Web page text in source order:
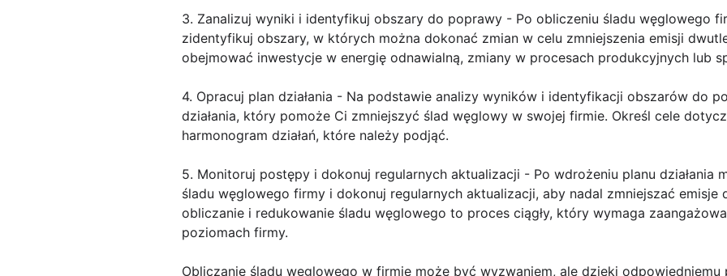
3. Zanalizuj wyniki i identyfikuj obszary do poprawy - Po obliczeniu śladu węglowego
zidentyfikuj obszary, w których można dokonać zmian w celu zmniejszenia emisji
obejmować inwestycje w energię odnawialną, zmiany w procesach produkcyjnych lub
4. Opracuj plan działania - Na podstawie analizy wyników i identyfikacji obszarów do
działania, który pomoże Ci zmniejszyć ślad węglowy w swojej firmie. Określ cele
harmonogram działań, które należy podjąć.
5. Monitoruj postępy i dokonuj regularnych aktualizacji - Po wdrożeniu planu działania
śladu węglowego firmy i dokonuj regularnych aktualizacji, aby nadal zmniejszać emisje
obliczanie i redukowanie śladu węglowego to proces ciągły, który wymaga
poziomach firmy.
Obliczanie śladu węglowego w firmie może być wyzwaniem, ale dzięki odpowiedniemu